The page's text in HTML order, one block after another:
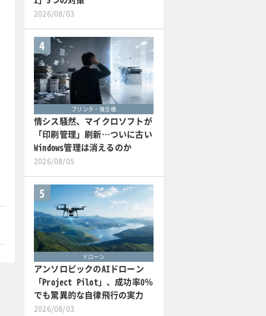
2026/08/03
4
プリンタ・複合機
情シス騒然、マイクロソフトが
「印刷管理」刷新…ついに古い
Windows管理は消えるのか
2026/08/05
5
ドローン
アンソロピックのAIドローン
「Project Pilot」、成功率0％
でも驚異的な自律飛行の実力
2026/08/03